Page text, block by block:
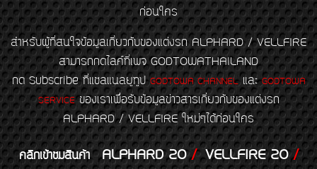
ก่อนใคร
สำหรับผู้ที่สนใจข้อมูลเกี่ยวกับของแต่งรถ ALPHARD / VELLFIRE
สามารถกดไลค์ที่เพจ GODTOWATHAILAND
กด Subscribe ที่แชลแนลยูทูป GODTOWA CHANNELและGODTOWA
SERVICEของเราเพื่อรับข้อมูลข่าวสารเกี่ยวกับของแต่งรถ
ALPHARD / VELLFIRE ใหม่ๆได้ก่อนใคร
คลิกเข้าชมสินค้า ALPHARD 20/VELLFIRE 20/